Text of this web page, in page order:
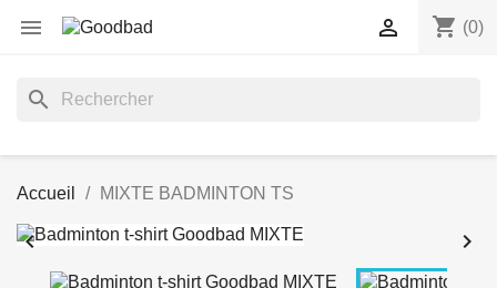
 shopping_cart (0)

search
Accueil MIXTE BADMINTON TS
 